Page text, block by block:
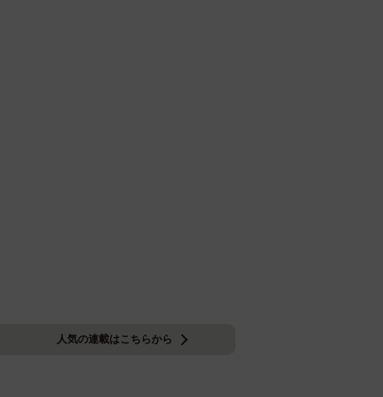
人気の連載はこちらから